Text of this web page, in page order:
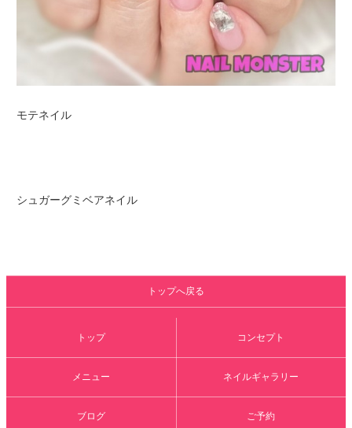
モテネイル
シュガーグミベアネイル
トップへ戻る
トップ コンセプト
メニュー ネイルギャラリー
ブログ ご予約